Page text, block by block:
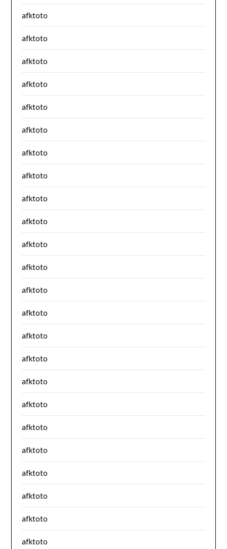
afktoto
afktoto
afktoto
afktoto
afktoto
afktoto
afktoto
afktoto
afktoto
afktoto
afktoto
afktoto
afktoto
afktoto
afktoto
afktoto
afktoto
afktoto
afktoto
afktoto
afktoto
afktoto
afktoto
afktoto